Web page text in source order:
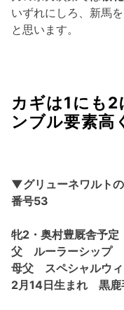
いずれにしろ、新馬
と思います。
カギは1にも
ンブル要素高
▼グリューネワルト
番号53
牝2・奥村豊厩舎予定
父 ルーラーシップ
母父 スペシャルウィ
2月14日生まれ 黒鹿